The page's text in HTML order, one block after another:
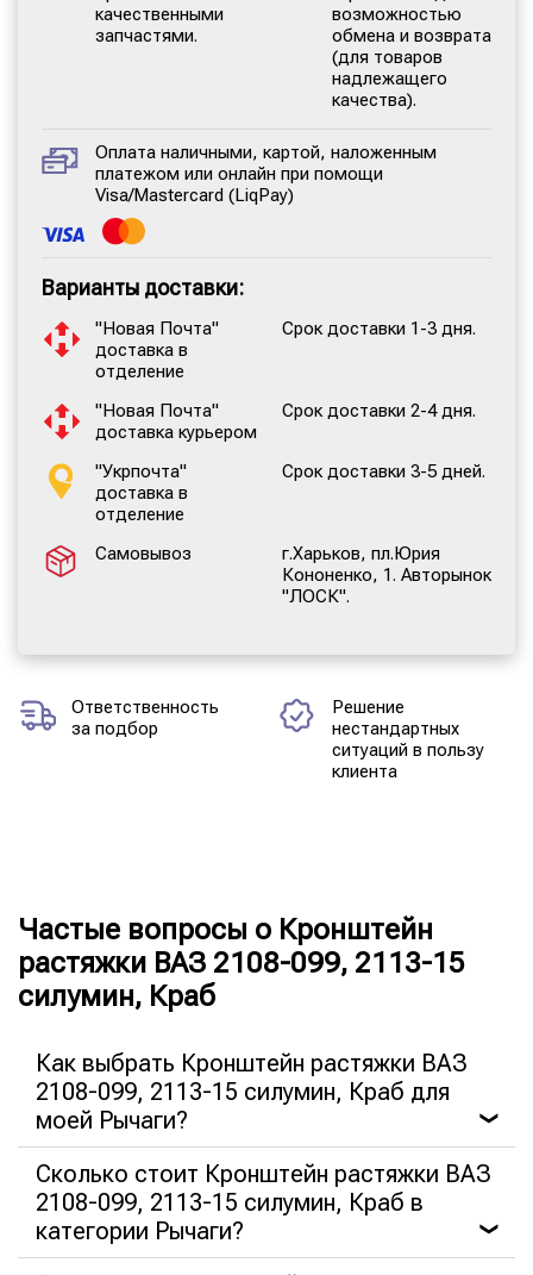
качественными
запчастями.
возможностью
обмена и возврата
(для товаров
надлежащего
качества).
Оплата наличными, картой, наложенным
платежом или онлайн при помощи
Visa/Mastercard (LiqPay)
Варианты доставки:
"Новая Почта"
доставка в
отделение
Срок доставки 1-3 дня.
"Новая Почта"
доставка курьером
Срок доставки 2-4 дня.
"Укрпочта"
доставка в
отделение
Срок доставки 3-5 дней.
Самовывоз
г.Харьков, пл.Юрия
Кононенко, 1. Авторынок
"ЛОСК".
Ответственность
за подбор
Решение
нестандартных
ситуаций в пользу
клиента
Частые вопросы о Кронштейн
растяжки ВАЗ 2108-099, 2113-15
силумин, Краб
Как выбрать Кронштейн растяжки ВАЗ
2108-099, 2113-15 силумин, Краб для
моей Рычаги?
❯
Сколько стоит Кронштейн растяжки ВАЗ
2108-099, 2113-15 силумин, Краб в
категории Рычаги?
❯